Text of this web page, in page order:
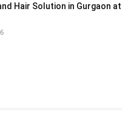
Hair Solution in Gurgaon at